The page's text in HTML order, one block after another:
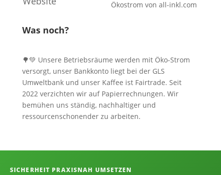
Was noch?
🌳💚 Unsere Betriebsräume werden mit Öko-Strom
versorgt, unser Bankkonto liegt bei der GLS
Umweltbank und unser Kaffee ist Fairtrade. Seit
2022 verzichten wir auf Papierrechnungen. Wir
bemühen uns ständig, nachhaltiger und
ressourcenschonender zu arbeiten.
Informationen, Kontakt und
SICHERHEIT PRAXISNAH UMSETZEN